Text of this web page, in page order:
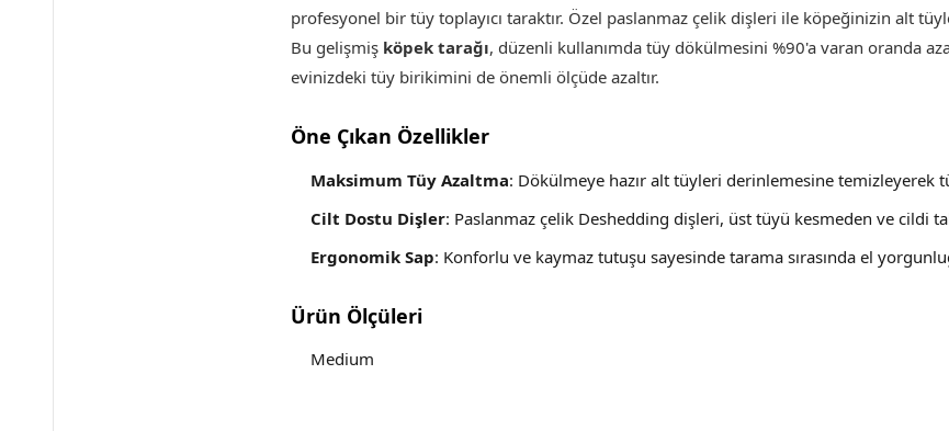
profesyonel bir tüy toplayıcı taraktır. Özel paslanmaz çelik dişleri ile köpeğinizin alt
Bu gelişmiş köpek tarağı, düzenli kullanımda tüy dökülmesini %90'a varan oranda
evinizdeki tüy birikimini de önemli ölçüde azaltır.
Öne Çıkan Özellikler
Maksimum Tüy Azaltma: Dökülmeye hazır alt tüyleri derinlemesine temizleyerek
Cilt Dostu Dişler: Paslanmaz çelik Deshedding dişleri, üst tüyü kesmeden ve cildi
Ergonomik Sap: Konforlu ve kaymaz tutuşu sayesinde tarama sırasında el
Ürün Ölçüleri
Medium